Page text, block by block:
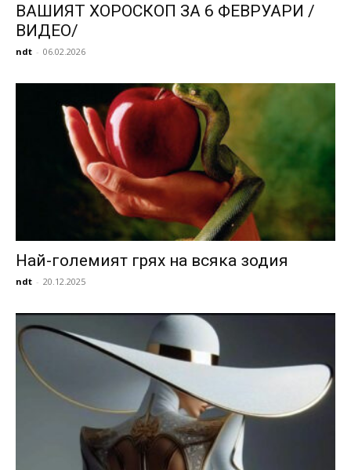
ВАШИЯТ ХОРОСКОП ЗА 6 ФЕВРУАРИ /
ВИДЕО/
ndt - 06.02.2026
Най-големият грях на всяка зодия
ndt - 20.12.2025